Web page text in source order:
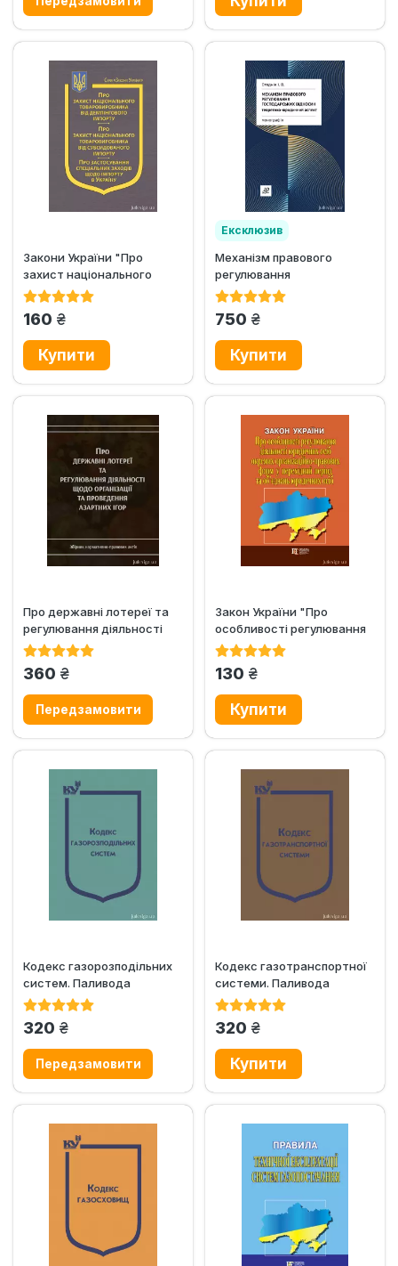
Закони України "Про
захист національного
товаровиробника від...
160 грн.
Ексклюзив
Механізм правового
регулювання
господарських відносин:...
750 грн.
Про державні лотереї та
регулювання діяльності
щодо організації та...
360 грн.
Закон України "Про
особливості регулювання
діяльності юридичних...
130 грн.
Кодекс газорозподільних
систем. Паливода
320 грн.
Кодекс газотранспортної
системи. Паливода
320 грн.